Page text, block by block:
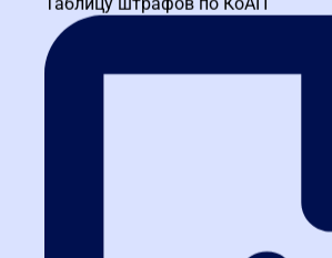
Если административный срок для
не означает полной потери прав. Закон
альтернативные пути защиты:
: универсальный
действий (бездействия) участников
нарушают ваши права. Срок исковой
Если в завершенной закупке
нарушения, ее могут признать
должностных лиц заказчика